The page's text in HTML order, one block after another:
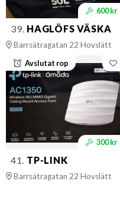
600 kr
39. HAGLÖFS VÄSKA
Barrsätragatan 22 Hovslätt
Avslutat rop
300 kr
41. TP-LINK
Barrsätragatan 22 Hovslätt